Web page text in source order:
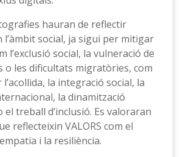
hauran de reflectir
l’àmbit social, ja sigui per mitigar
l’exclusió social, la vulneració de
o les dificultats migratòries, com
la integració social, la
la dinamització
treball d’inclusió. Es valoraran
reflecteixin VALORS com el
i la resiliència.